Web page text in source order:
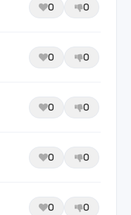
0 0
0 0
0 0
0 0
0 0